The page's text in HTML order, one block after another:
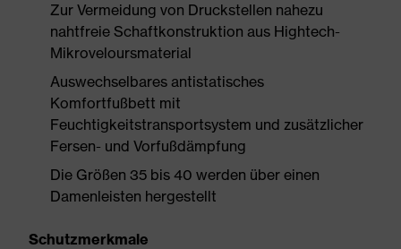
Zur Vermeidung von Druckstellen nahezu
nahtfreie Schaftkonstruktion aus Hightech-
Mikroveloursmaterial
Auswechselbares antistatisches
Komfortfußbett mit
Feuchtigkeitstransportsystem und zusätzlicher
Fersen- und Vorfußdämpfung
Die Größen 35 bis 40 werden über einen
Damenleisten hergestellt
Schutzmerkmale